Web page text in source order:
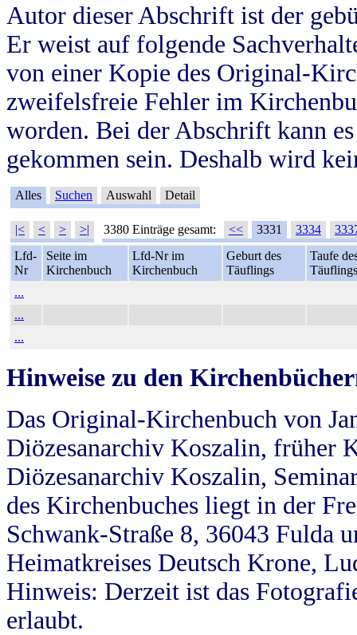
Autor dieser Abschrift ist der
Er weist auf folgende
von einer Kopie des Original-
zweifelsfreie Fehler im
worden. Bei der Abschrift kann
gekommen sein. Deshalb wird
Alles Suchen Auswahl Detail
|< < > >| 3380 Einträge gesamt: << 3331 3334
Lfd-
Nr
Seite im
Kirchenbuch
Lfd-Nr im
Kirchenbuch
Geburt des
Täuflings
Taufe
Täuflings
...
...
...
Hinweise zu den
Das Original-Kirchenbuch von
Diözesanarchiv Koszalin, früher
Diözesanarchiv Koszalin,
des Kirchenbuches liegt in der
Schwank-Straße 8, 36043 Fulda
Heimatkreises Deutsch Krone,
Hinweis: Derzeit ist das
erlaubt.